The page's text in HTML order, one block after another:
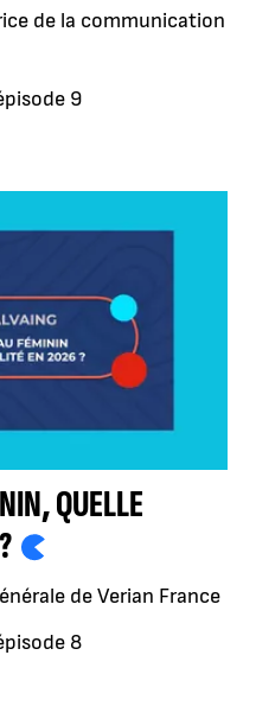
de la communication
9
QUELLE
de Verian France
8